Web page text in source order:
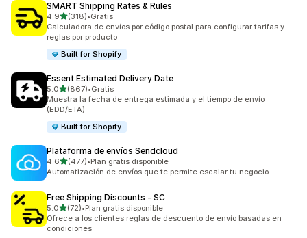
SMART Shipping Rates & Rules
4.9de 5 estrellas
(318)
318 reseñas en total
•Gratis
Calculadora de envíos por código postal para configurar tarifas y
reglas por producto
Built for Shopify
Essent Estimated Delivery Date
5.0de 5 estrellas
(867)
867 reseñas en total
•Gratis
Muestra la fecha de entrega estimada y el tiempo de envío
(EDD/ETA)
Built for Shopify
Plataforma de envíos Sendcloud
4.6de 5 estrellas
(477)
477 reseñas en total
•Plan gratis disponible
Automatización de envíos que te permite escalar tu negocio.
Free Shipping Discounts ‑ SC
5.0de 5 estrellas
(72)
72 reseñas en total
•Plan gratis disponible
Ofrece a los clientes reglas de descuento de envío basadas en
condiciones